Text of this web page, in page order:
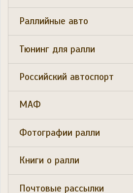
Раллийные авто
Тюнинг для ралли
Российский автоспорт
МАФ
Фотографии ралли
Книги о ралли
Почтовые рассылки